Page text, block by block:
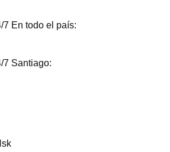
En todo el país:
7 Santiago: